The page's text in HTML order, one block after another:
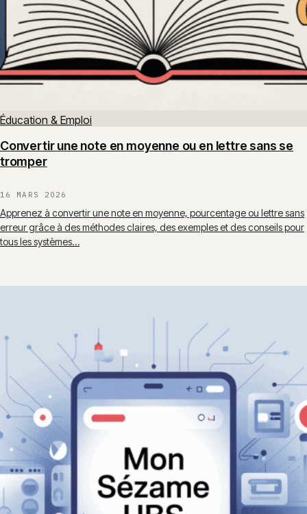
Éducation & Emploi
Convertir une note en moyenne ou en lettre sans se
tromper
16 MARS 2026
Apprenez à convertir une note en moyenne, pourcentage ou lettre sans
erreur grâce à des méthodes claires, des exemples et des conseils pour
tous les systèmes…